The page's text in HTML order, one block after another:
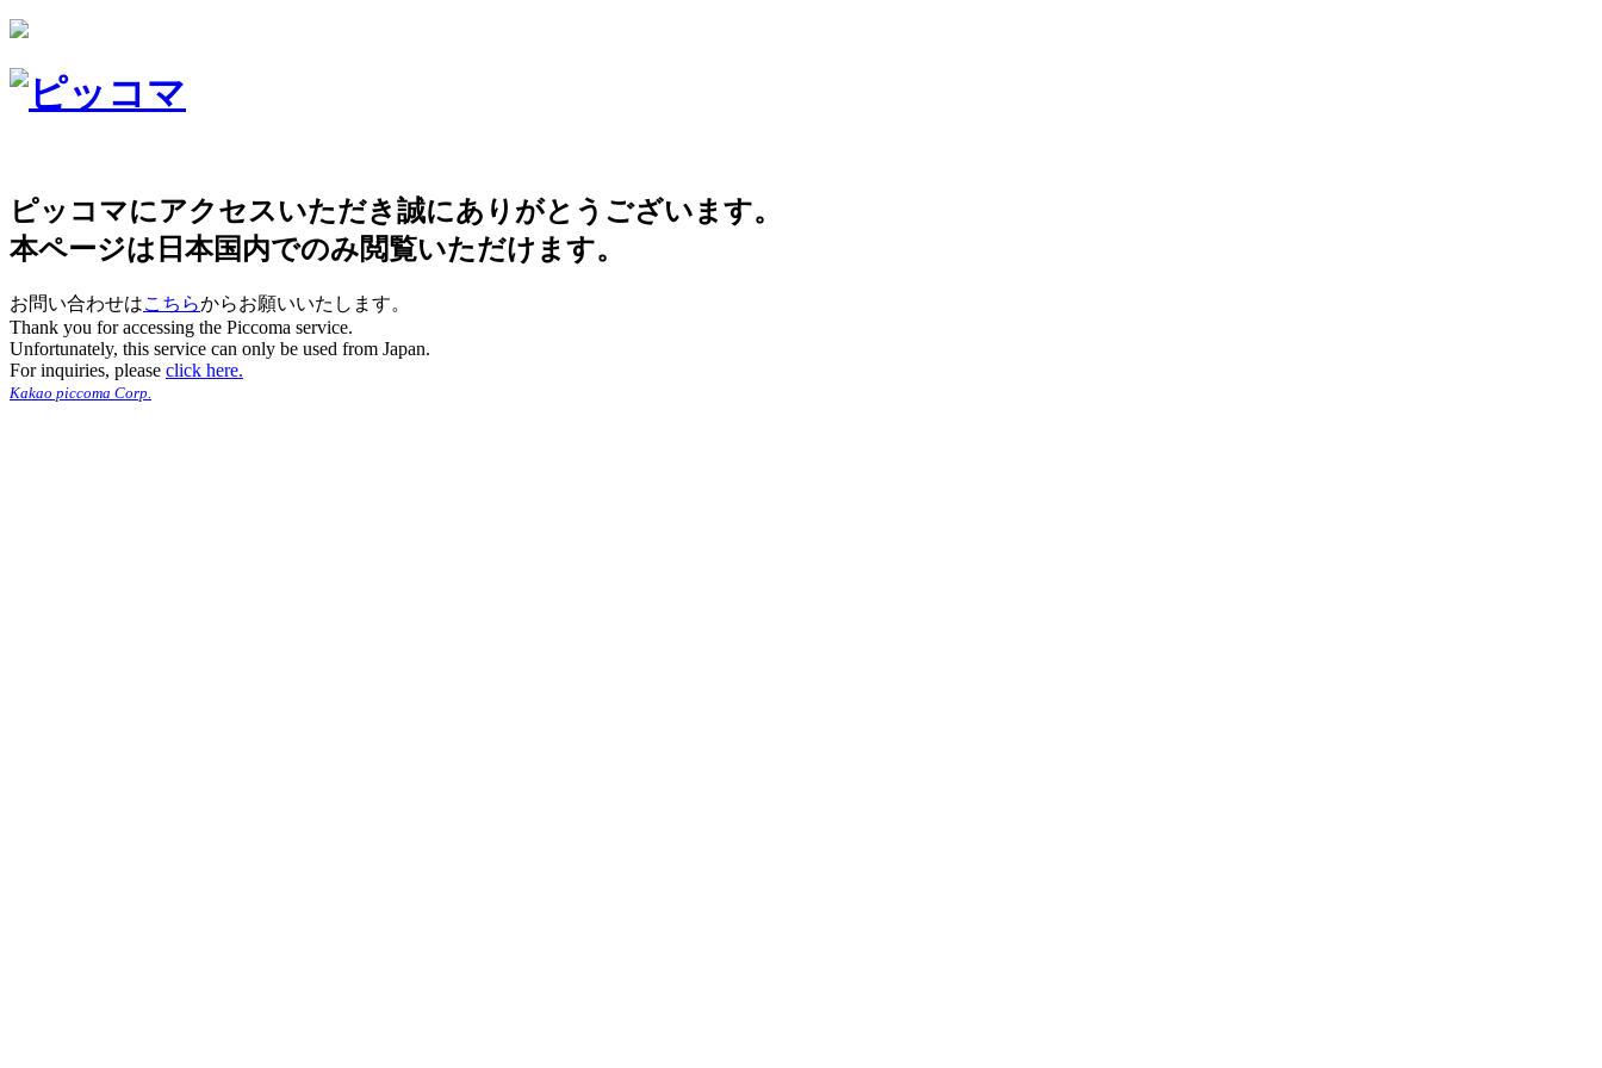
ピッコマにアクセスいただき誠にありがとうございます。
本ページは日本国内でのみ閲覧いただけます。
お問い合わせはこちらからお願いいたします。
Thank you for accessing the Piccoma service.
Unfortunately, this service can only be used from Japan.
For inquiries, please click here.
Kakao piccoma Corp.